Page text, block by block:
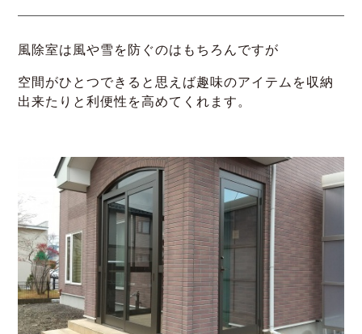
風除室は風や雪を防ぐのはもちろんですが
空間がひとつできると思えば趣味のアイテムを収納
出来たりと利便性を高めてくれます。